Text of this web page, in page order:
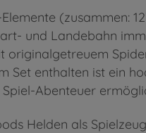
(zusammen:
und Landebahn
originalgetreuem
Set enthalten ist ein
Abenteuer
Helden als